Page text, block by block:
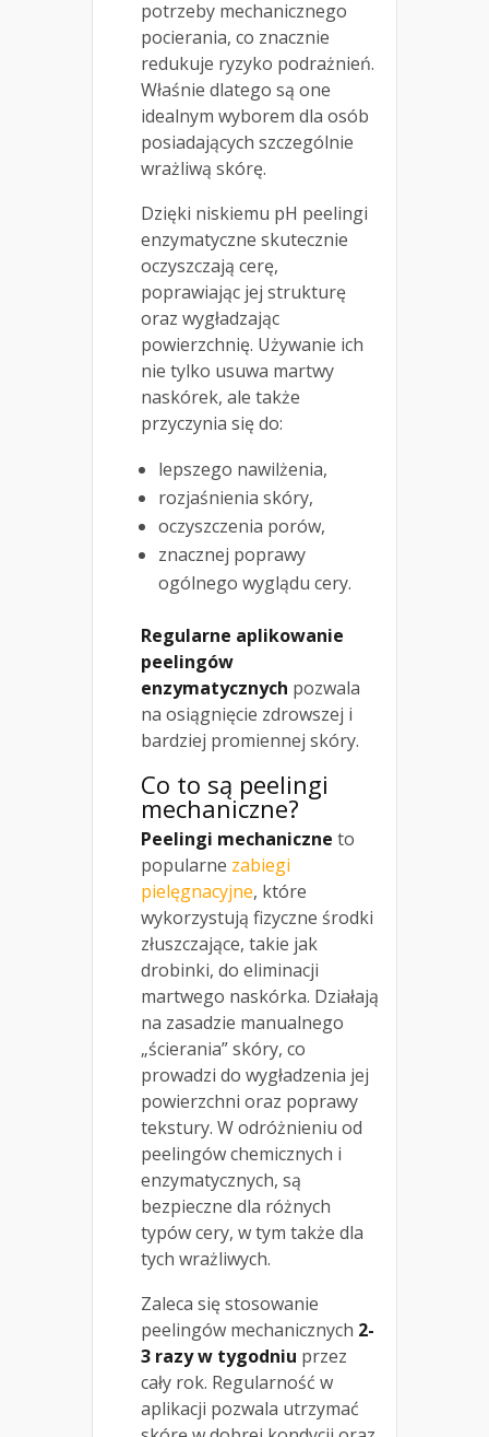
potrzeby mechanicznego
pocierania, co znacznie
redukuje ryzyko podrażnień.
Właśnie dlatego są one
idealnym wyborem dla osób
posiadających szczególnie
wrażliwą skórę.
Dzięki niskiemu pH peelingi
enzymatyczne skutecznie
oczyszczają cerę,
poprawiając jej strukturę
oraz wygładzając
powierzchnię. Używanie ich
nie tylko usuwa martwy
naskórek, ale także
przyczynia się do:
lepszego nawilżenia,
rozjaśnienia skóry,
oczyszczenia porów,
znacznej poprawy
ogólnego wyglądu cery.
Regularne aplikowanie
peelingów
enzymatycznych pozwala
na osiągnięcie zdrowszej i
bardziej promiennej skóry.
Co to są peelingi
mechaniczne?
Peelingi mechaniczne to
popularne zabiegi
pielęgnacyjne, które
wykorzystują fizyczne środki
złuszczające, takie jak
drobinki, do eliminacji
martwego naskórka. Działają
na zasadzie manualnego
„ścierania” skóry, co
prowadzi do wygładzenia jej
powierzchni oraz poprawy
tekstury. W odróżnieniu od
peelingów chemicznych i
enzymatycznych, są
bezpieczne dla różnych
typów cery, w tym także dla
tych wrażliwych.
Zaleca się stosowanie
peelingów mechanicznych 2-
3 razy w tygodniu przez
cały rok. Regularność w
aplikacji pozwala utrzymać